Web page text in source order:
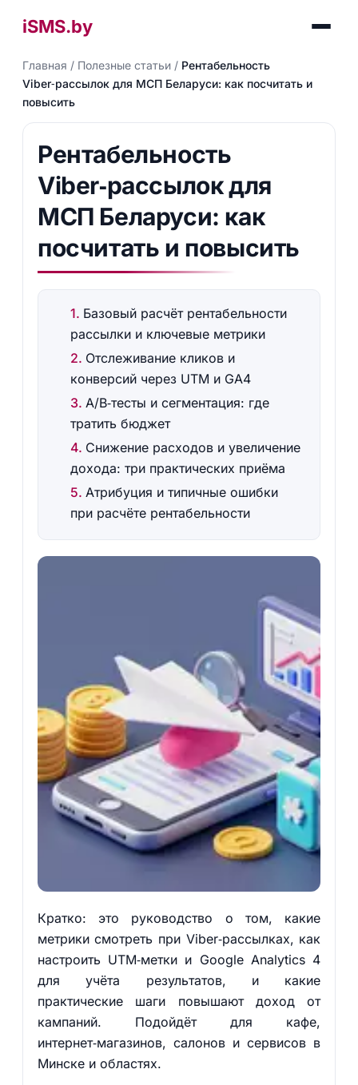
iSMS.by
Главная / Полезные статьи/ Рентабельность
Viber‑рассылок для МСП Беларуси: как посчитать и
повысить
Рентабельность
Viber‑рассылок для
МСП Беларуси: как
посчитать и повысить
Базовый расчёт рентабельности
рассылки и ключевые метрики
Отслеживание кликов и
конверсий через UTM и GA4
A/B‑тесты и сегментация: где
тратить бюджет
Снижение расходов и увеличение
дохода: три практических приёма
Атрибуция и типичные ошибки
при расчёте рентабельности
Кратко: это руководство о том, какие
метрики смотреть при Viber‑рассылках, как
настроить UTM‑метки и Google Analytics 4
для учёта результатов, и какие
практические шаги повышают доход от
кампаний. Подойдёт для кафе,
интернет‑магазинов, салонов и сервисов в
Минске и областях.